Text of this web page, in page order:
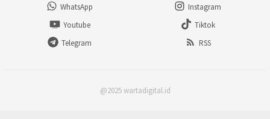
WhatsApp
Instagram
Youtube
Tiktok
Telegram
RSS
@2025 wartadigital.id